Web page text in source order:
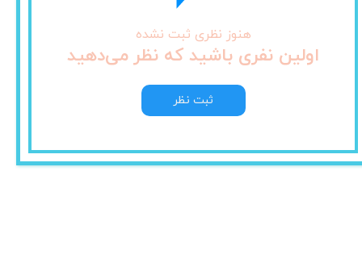
هنوز نظری ثبت نشده
اولین نفری باشید که نظر می‌دهید
ثبت نظر